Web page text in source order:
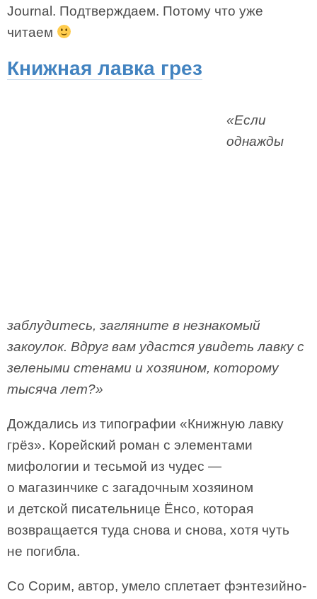
Journal. Подтверждаем. Потому что уже
читаем
Книжная лавка грез
«Если
однажды
заблудитесь, загляните в незнакомый
закоулок. Вдруг вам удастся увидеть лавку с
зелеными стенами и хозяином, которому
тысяча лет?»
Дождались из типографии «Книжную лавку
грёз». Корейский роман с элементами
мифологии и тесьмой из чудес —
о магазинчике с загадочным хозяином
и детской писательнице Ёнсо, которая
возвращается туда снова и снова, хотя чуть
не погибла.
Со Сорим, автор, умело сплетает фэнтезийно-